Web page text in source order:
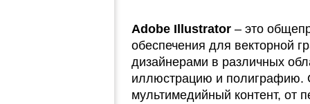
Adobe Illustrator – это
обеспечения для векторной
дизайнерами в различных
иллюстрацию и полиграфию.
мультимедийный контент, от